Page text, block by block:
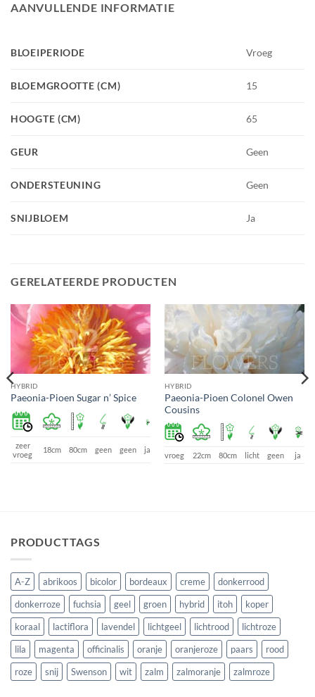
AANVULLENDE INFORMATIE
BLOEIPERIODE Vroeg
BLOEMGROOTTE (CM) 15
HOOGTE (CM) 65
GEUR Geen
ONDERSTEUNING Geen
SNIJBLOEM Ja
GERELATEERDE PRODUCTEN
HYBRID
Paeonia-Pioen Sugar n’ Spice
zeer
vroeg
18cm 80cm geen geen ja
HYBRID
Paeonia-Pioen Colonel Owen
Cousins
vroeg 22cm 80cm licht geen ja
PRODUCTTAGS
A-Z abrikoos bicolor bordeaux creme
donkerrood
donkerroze
fuchsia geel groen hybrid itoh
koper
koraal
lactiflora lavendel lichtgeel lichtrood
lichtroze
lila
magenta officinalis oranje oranjeroze paars
rood
roze
snij Swenson wit zalm zalmoranje zalmroze